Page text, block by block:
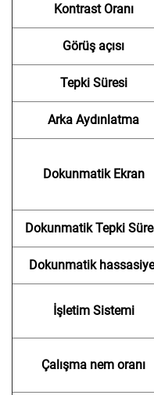
Kontrast Oranı
Görüş açısı
Tepki Süresi
Arka Aydınlatma
Dokunmatik Ekran
Dokunmatik Tepki
Dokunmatik
İşletim Sistemi
Çalışma nem oranı